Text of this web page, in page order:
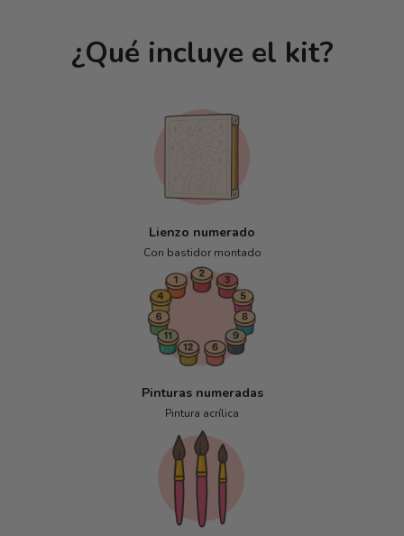
¿Qué incluye el kit?
Lienzo numerado
Con bastidor montado
Pinturas numeradas
Pintura acrílica